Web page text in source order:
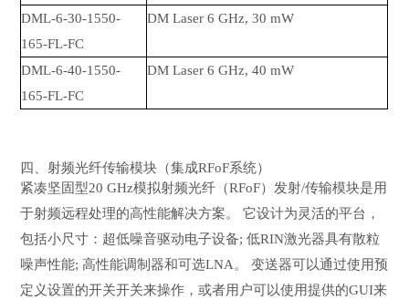
DML-6-30-1550-
165-FL-FC
DM Laser 6 GHz, 30 mW
DML-6-40-1550-
165-FL-FC
DM Laser 6 GHz, 40 mW
四、射频光纤传输模块（集成RFoF系统）
紧凑坚固型20 GHz模拟射频光纤（RFoF）发射/传输模块是用
于射频远程处理的高性能解决方案。 它设计为灵活的平台，
包括小尺寸：超低噪音驱动电子设备; 低RIN激光器具有散粒
噪声性能; 高性能调制器和可选LNA。 变送器可以通过使用预
定义设置的开关开关来操作，或者用户可以使用提供的GUI来